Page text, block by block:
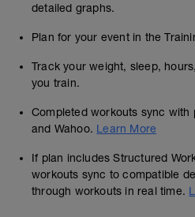
detailed graphs.
Plan for your event in the
Track your weight, sleep,
you train.
Completed workouts sync with
and Wahoo. Learn More
If plan includes Structured
workouts sync to compatible
through workouts in real time.